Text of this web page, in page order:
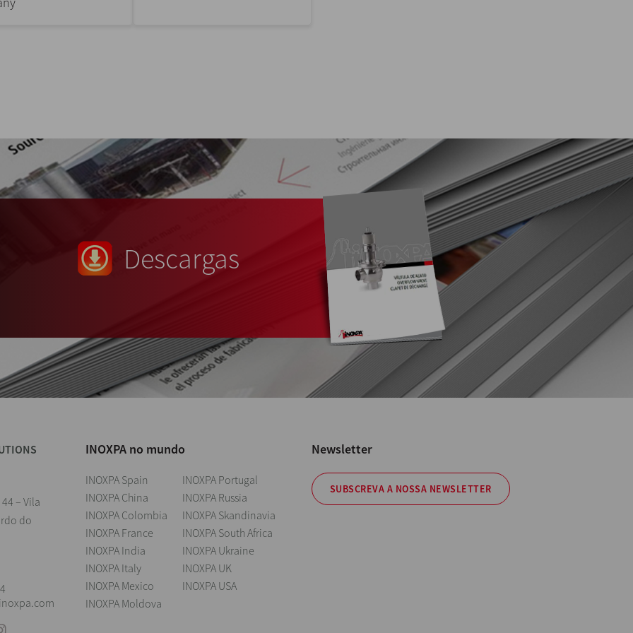
Descargas
– Vila
do
INOXPA no mundo
INOXPA Spain
INOXPA China
INOXPA Colombia
INOXPA France
INOXPA India
INOXPA Italy
INOXPA Mexico
INOXPA Moldova
INOXPA Portugal
INOXPA Russia
INOXPA Skandinavia
INOXPA South Africa
INOXPA Ukraine
INOXPA UK
INOXPA USA
Newsletter
SUBSCREVA A NOSSA NEWSLETTER